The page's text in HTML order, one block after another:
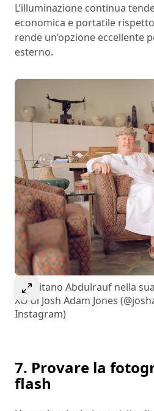
L’illuminazione continua
economica e portatile
rende un’opzione eccellente
esterno.
Select to expand image
Il capitano Abdulrauf nella
XO di Josh Adam Jones
Instagram)
7. Provare la
flash